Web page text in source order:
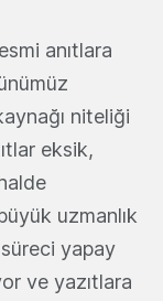
anıtlara
niteliği
eksik,
uzmanlık
yapay
ve yazıtlara